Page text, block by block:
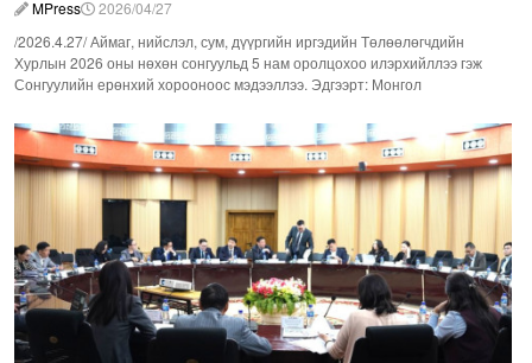
MPress
2026/04/27
/2026.4.27/ Аймаг, нийслэл, сум, дүүргийн иргэдийн Төлөөлөгчдийн
Хурлын 2026 оны нөхөн сонгуульд 5 нам оролцохоо илэрхийллээ гэж
Сонгуулийн ерөнхий хорооноос мэдээллээ. Эдгээрт: Монгол